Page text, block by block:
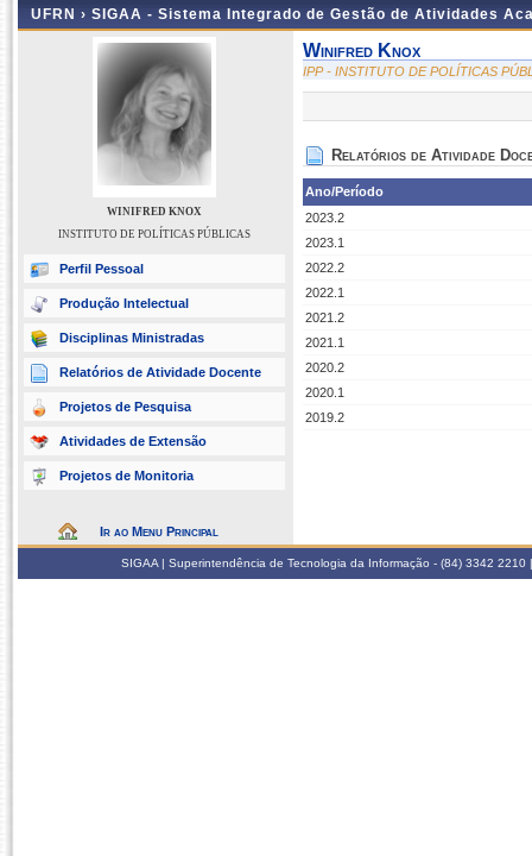
UFRN › SIGAA - Sistema Integrado de Gestão de Atividades
WINIFRED KNOX
INSTITUTO DE POLÍTICAS PÚBLICAS
Perfil Pessoal
Produção Intelectual
Disciplinas Ministradas
Relatórios de Atividade Docente
Projetos de Pesquisa
Atividades de Extensão
Projetos de Monitoria
Ir ao Menu Principal
Winifred Knox
IPP - INSTITUTO DE POLÍTICAS
Relatórios de Atividade
Ano/Período
2023.2
2023.1
2022.2
2022.1
2021.2
2021.1
2020.2
2020.1
2019.2
SIGAA | Superintendência de Tecnologia da Informação - (84) 3342